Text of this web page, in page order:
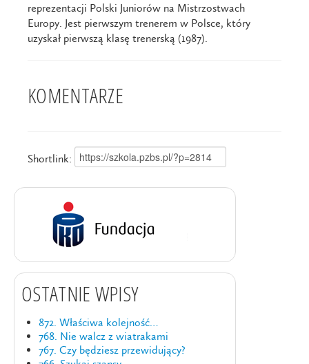
reprezentacji Polski Juniorów na Mistrzostwach
Europy. Jest pierwszym trenerem w Polsce, który
uzyskał pierwszą klasę trenerską (1987).
KOMENTARZE
Shortlink:
OSTATNIE WPISY
872. Właściwa kolejność…
768. Nie walcz z wiatrakami
767. Czy będziesz przewidujący?